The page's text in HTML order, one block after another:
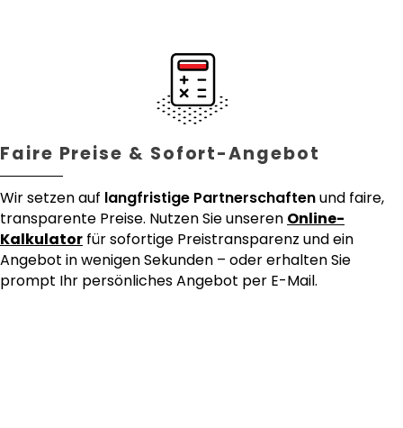
Faire Preise & Sofort-Angebot
Wir setzen auf langfristige Partnerschaftenund faire,
transparente Preise. Nutzen Sie unseren Online-
Kalkulator für sofortige Preistransparenz und ein
Angebot in wenigen Sekunden – oder erhalten Sie
prompt Ihr persönliches Angebot per E-Mail.